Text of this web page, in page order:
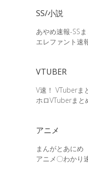
SS/小説
あやめ速報-SS
エレファント速
VTUBER
V速！ VTuberま
ホロVTuberまと
アニメ
まんがとあにめ
アニメ〇わかり